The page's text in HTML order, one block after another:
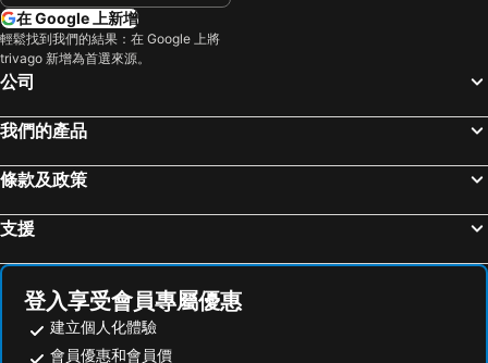
在 Google 上新增
輕鬆找到我們的結果：在 Google 上將
trivago 新增為首選來源。
公司
我們的產品
條款及政策
支援
登入享受會員專屬優惠
建立個人化體驗
會員優惠和會員價